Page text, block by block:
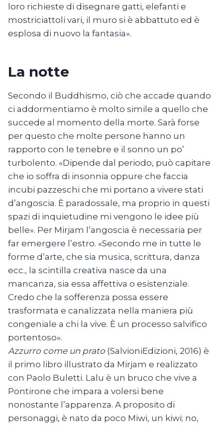
loro richieste di disegnare gatti, elefanti e
mostriciattoli vari, il muro si è abbattuto ed è
esplosa di nuovo la fantasia».
La notte
Secondo il Buddhismo, ciò che accade quando
ci addormentiamo è molto simile a quello che
succede al momento della morte. Sarà forse
per questo che molte persone hanno un
rapporto con le tenebre e il sonno un po’
turbolento. «Dipende dal periodo, può capitare
che io soffra di insonnia oppure che faccia
incubi pazzeschi che mi portano a vivere stati
d’angoscia. È paradossale, ma proprio in questi
spazi di inquietudine mi vengono le idee più
belle». Per Mirjam l’angoscia è necessaria per
far emergere l’estro. «Secondo me in tutte le
forme d’arte, che sia musica, scrittura, danza
ecc., la scintilla creativa nasce da una
mancanza, sia essa affettiva o esistenziale.
Credo che la sofferenza possa essere
trasformata e canalizzata nella maniera più
congeniale a chi la vive. È un processo salvifico
portentoso».
Azzurro come un prato(SalvioniEdizioni, 2016) è
il primo libro illustrato da Mirjam e realizzato
con Paolo Buletti. Lalu è un bruco che vive a
Pontirone che impara a volersi bene
nonostante l’apparenza. A proposito di
personaggi, è nato da poco Miwi, un kiwi; no,